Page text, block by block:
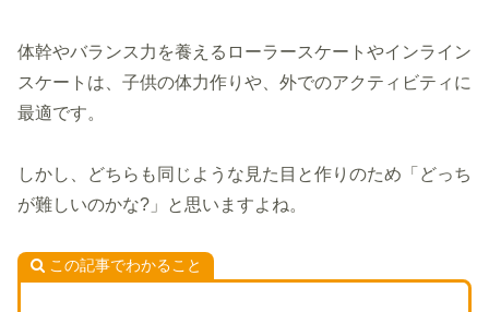
体幹やバランス力を養えるローラースケートやインライン
スケートは、子供の体力作りや、外でのアクティビティに
最適です。
しかし、どちらも同じような見た目と作りのため「どっち
が難しいのかな?」と思いますよね。
この記事でわかること